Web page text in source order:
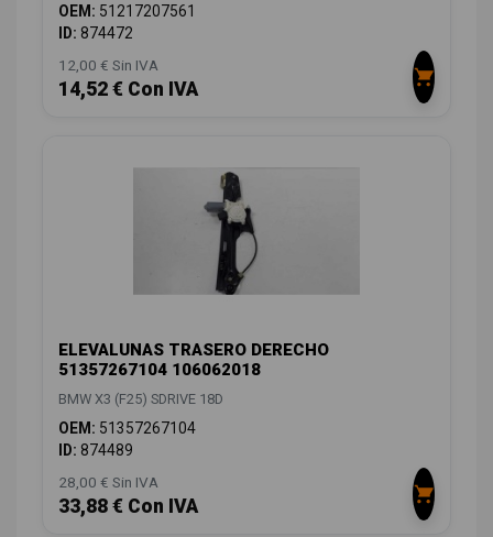
OEM: 51217207561
ID: 874472
12,00 € Sin IVA
14,52 € Con IVA
ELEVALUNAS TRASERO DERECHO
51357267104 106062018
BMW X3 (F25) SDRIVE 18D
OEM: 51357267104
ID: 874489
28,00 € Sin IVA
33,88 € Con IVA